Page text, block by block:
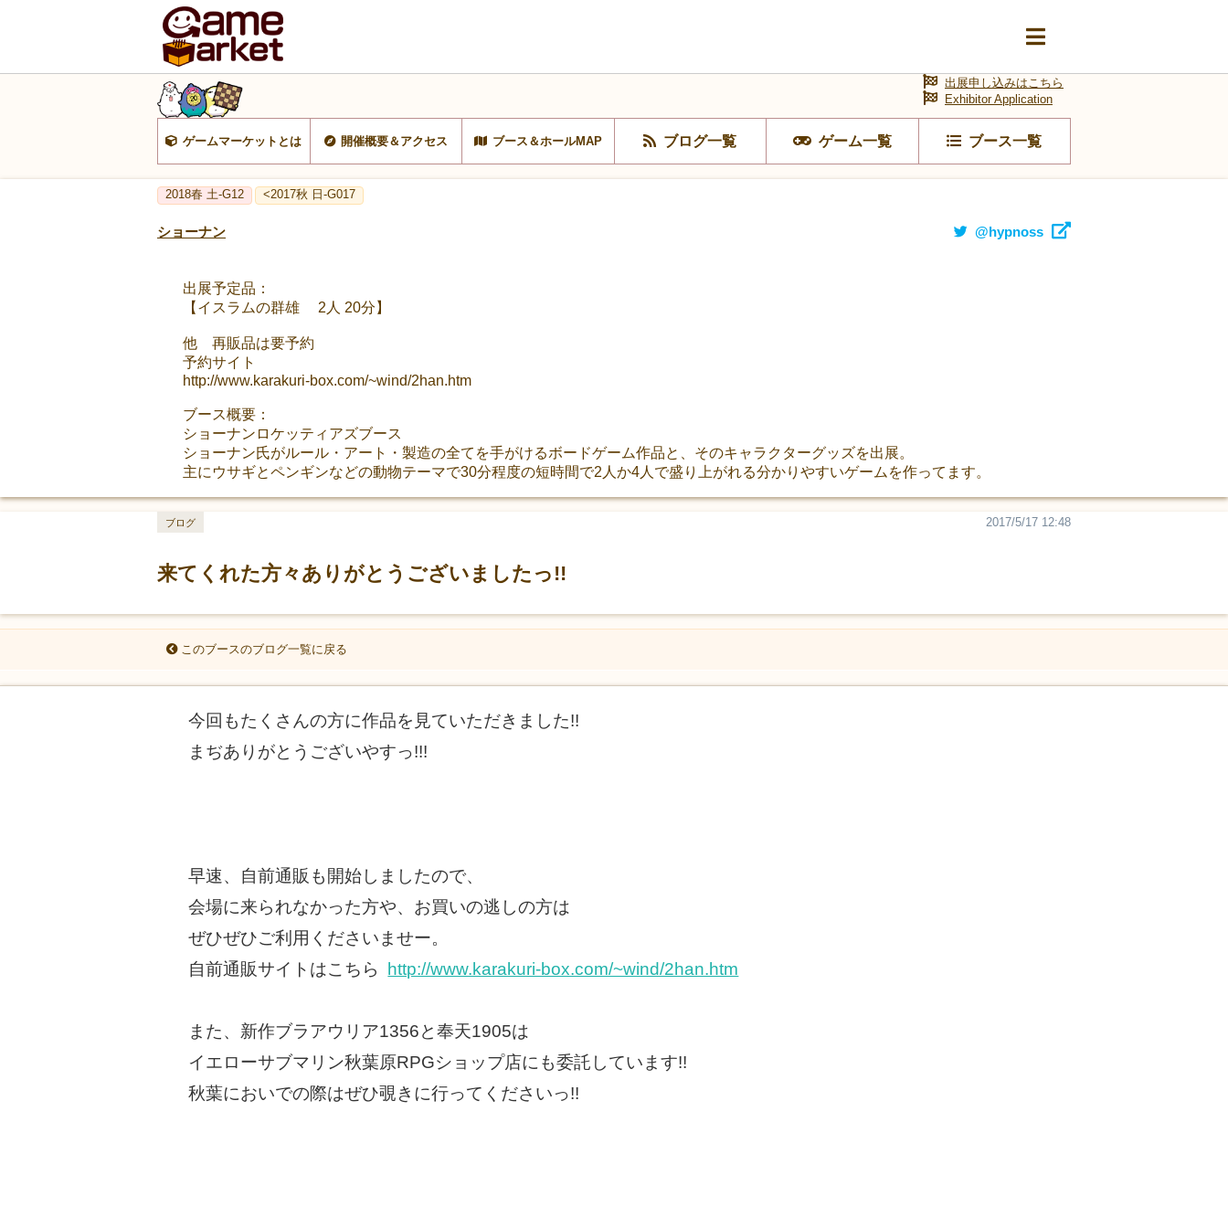
ゲームマーケットとは 開催概要＆アクセス ブース＆ホールMAP ブログ一覧 ゲーム一覧 ブース一覧
出展申し込みはこちら
Exhibitor Application
2018春 土-G12 <2017秋 日-G017
ショーナン @hypnoss
出展予定品：
【イスラムの群雄 2人 20分】
他 再販品は要予約
予約サイト
http://www.karakuri-box.com/~wind/2han.htm
ブース概要：
ショーナンロケッティアズブース
ショーナン氏がルール・アート・製造の全てを手がけるボードゲーム作品と、そのキャラクターグッズを出展。
主にウサギとペンギンなどの動物テーマで30分程度の短時間で2人か4人で盛り上がれる分かりやすいゲームを作ってます。
来てくれた方々ありがとうございましたっ!!
2017/5/17 12:48
ブログ
このブースのブログ一覧に戻る
今回もたくさんの方に作品を見ていただきました!!
まぢありがとうございやすっ!!!
早速、自前通販も開始しましたので、
会場に来られなかった方や、お買いの逃しの方は
ぜひぜひご利用くださいませー。
自前通販サイトはこちら
http://www.karakuri-box.com/~wind/2han.htm
また、新作ブラアウリア1356と奉天1905は
イエローサブマリン秋葉原RPGショップ店にも委託しています!!
秋葉においでの際はぜひ覗きに行ってくださいっ!!